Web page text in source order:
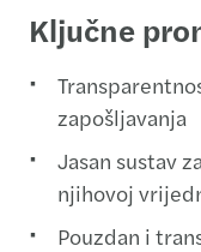
Ključne
zapošljavanja
Jasan sustav
njihovoj
Pouzdan i